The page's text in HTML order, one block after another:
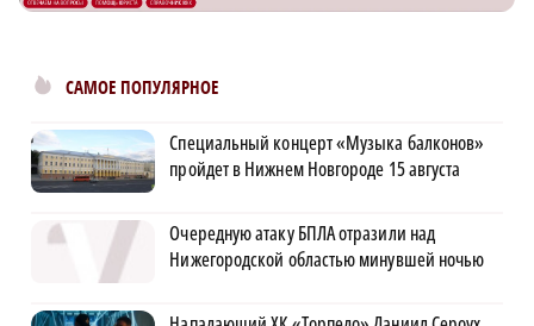
САМОЕ ПОПУЛЯРНОЕ
Специальный концерт «Музыка балконов»
пройдет в Нижнем Новгороде 15 августа
Очередную атаку БПЛА отразили над
Нижегородской областью минувшей ночью